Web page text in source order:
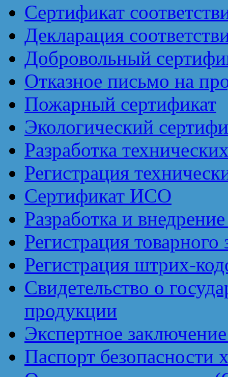
Сертификат
Декларация
Добровольный
Отказное письмо на
Пожарный сертификат
Экологический
Разработка
Регистрация
Сертификат ИСО
Разработка и
Регистрация товарного
Регистрация штрих-
Свидетельство о
продукции
Экспертное
Паспорт безопасности